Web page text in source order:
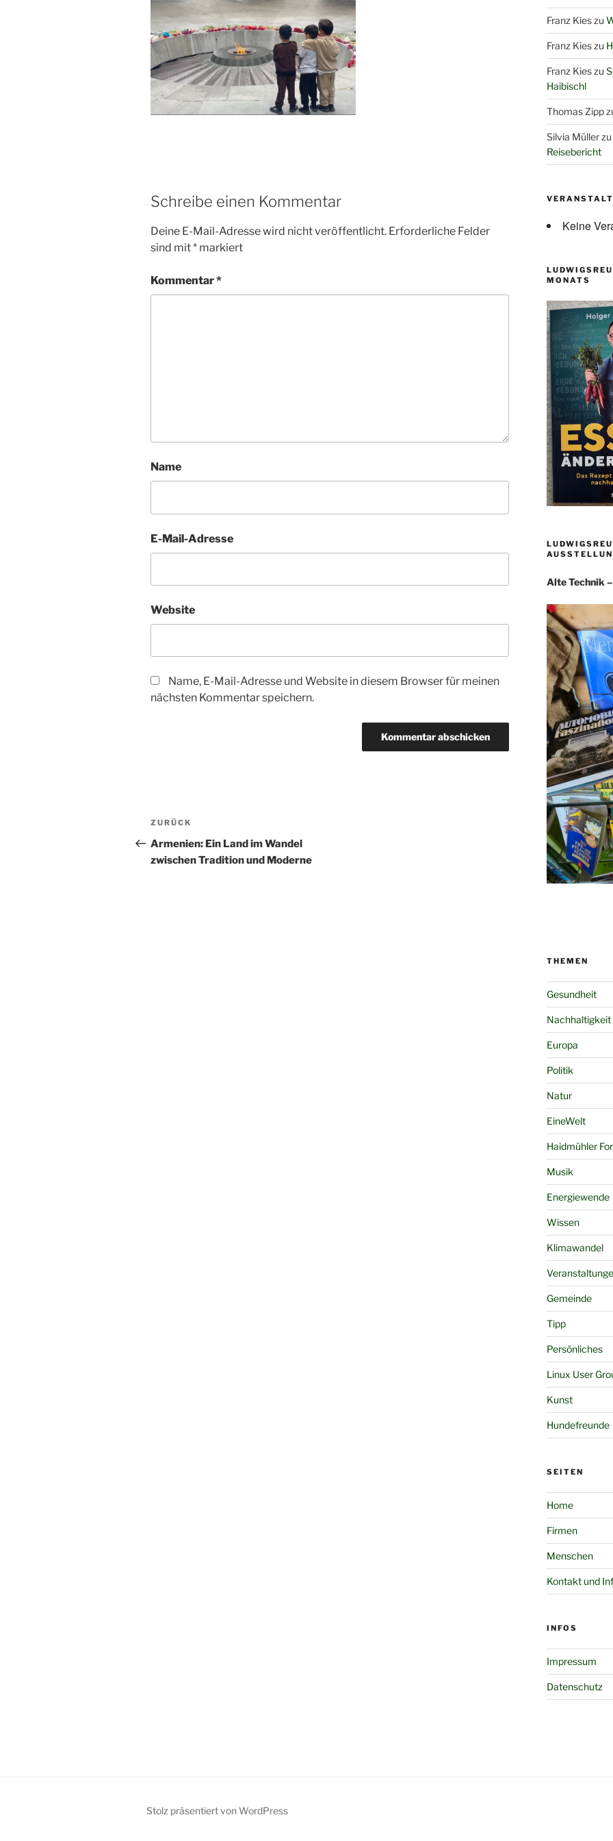
Schreibe einen Kommentar
Deine E-Mail-Adresse wird nicht veröffentlicht. Erforderliche Felder
sind mit* markiert
Kommentar*
Name
E-Mail-Adresse
Website
Name, E-Mail-Adresse und Website in diesem Browser für meinen
nächsten Kommentar speichern.
Beitragsnavigation
Vorheriger
Beitrag
ZURÜCK
Armenien: Ein Land im Wandel
zwischen Tradition und Moderne
Franz Kieszu
Franz Kieszu
Franz Kieszu
Haibischl
Thomas Zipp
Silvia Müllerzu
Reisebericht
Keine
MONATS
Alte Technik
THEMEN
Gesundheit
Nachhaltigkeit
Europa
Politik
Natur
EineWelt
Haidmühler
Musik
Energiewende
Wissen
Klimawandel
Gemeinde
Tipp
Persönliches
Linux User
Kunst
Hundefreunde
SEITEN
Home
Firmen
Menschen
Kontakt und
INFOS
Impressum
Datenschutz
Stolz präsentiert von WordPress